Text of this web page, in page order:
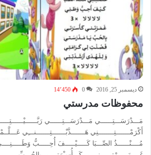
ديسمبر 25, 2016 0 14٬450
محفوظات مدرستي
مَـــدْرَسَـــتِــــــي مَـــدْرَسَـــتِــــــي
أَكْرَمْـــــــتِــــــــنِي هَـــــــذَّبْـــــــتِـــــــنـــِي